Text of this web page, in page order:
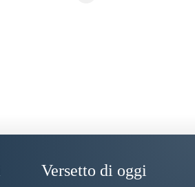
Versetto di oggi